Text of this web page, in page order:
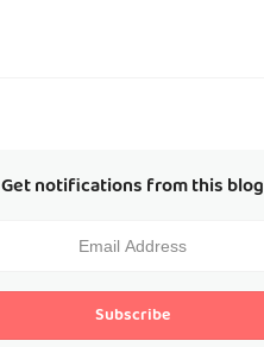
Get notifications from this blog
Subscribe